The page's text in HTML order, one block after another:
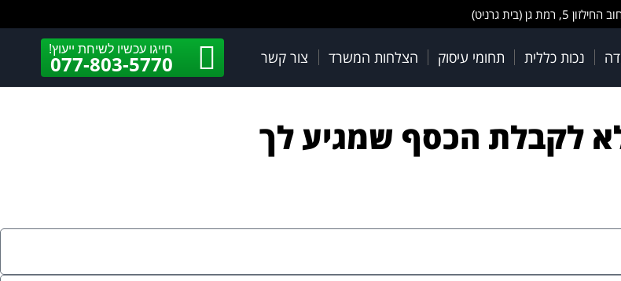
5, רמת גן (בית גרניט)
נכות כללית תחומי עיסוק הצלחות המשרד צור קשר חייגו עכשיו לשיחת ייעוץ!
077-803-5770
לקבלת הכסף שמגיע לך